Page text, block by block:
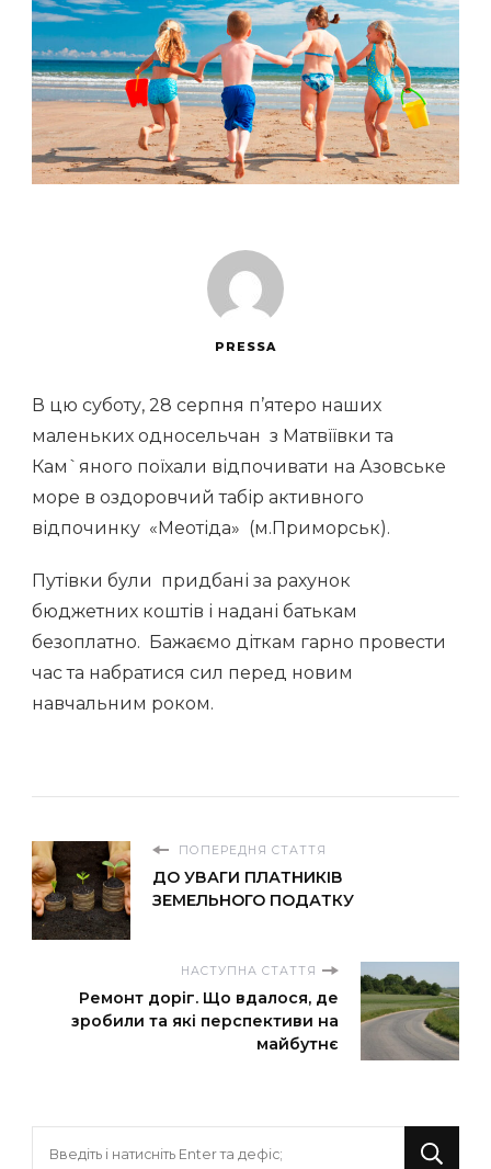
PRESSA
В цю суботу, 28 серпня п’ятеро наших
маленьких односельчан з Матвїївки та
Кам`яного поїхали відпочивати на Азовське
море в оздоровчий табір активного
відпочинку «Меотіда» (м.Приморськ).
Путівки були придбані за рахунок
бюджетних коштів і надані батькам
безоплатно. Бажаємо діткам гарно провести
час та набратися сил перед новим
навчальним роком.
ПОПЕРЕДНЯ СТАТТЯ
ДО УВАГИ ПЛАТНИКІВ
ЗЕМЕЛЬНОГО ПОДАТКУ
НАСТУПНА СТАТТЯ
Ремонт доріг. Що вдалося, де
зробили та які перспективи на
майбутнє